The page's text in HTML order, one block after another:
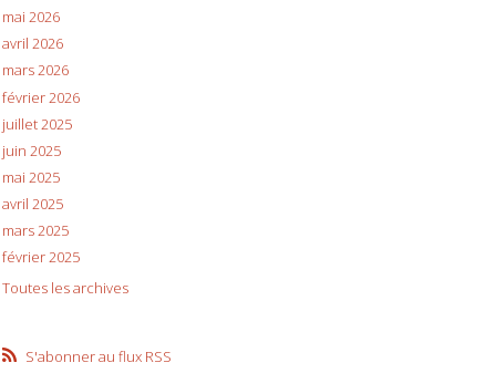
mai 2026
avril 2026
mars 2026
février 2026
juillet 2025
juin 2025
mai 2025
avril 2025
mars 2025
février 2025
Toutes les archives
S'abonner au flux RSS